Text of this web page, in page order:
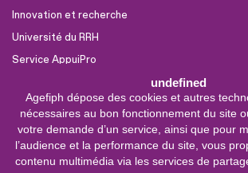
undefined
Agefiph dépose des cookies et autres
nécessaires au bon fonctionnement du site
votre demande d’un service, ainsi que pour
l’audience et la performance du site, vous
contenu multimédia via les services de
Innovation et recherche
Université du RRH
Service AppuiPro
Nous suivre
Youtube
Linkedin